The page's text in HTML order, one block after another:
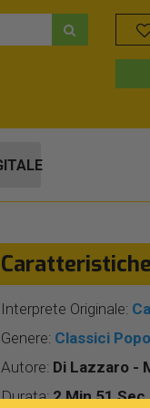
Caratteristiche
Interprete Originale:
Genere: Classici
Autore: Di Lazzaro -
Durata:2 Min 51 Sec